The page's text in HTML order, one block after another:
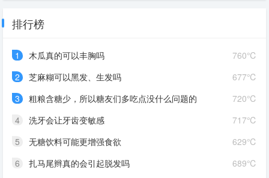
排行榜
760℃
1
木瓜真的可以丰胸吗
677℃
2
芝麻糊可以黑发、生发吗
720℃
3
粗粮含糖少，所以糖友们多吃点没什么问题的
717℃
4
洗牙会让牙齿变敏感
629℃
5
无糖饮料可能更增强食欲
689℃
6
扎马尾辫真的会引起脱发吗